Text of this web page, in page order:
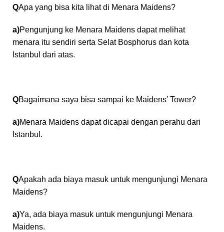
QApa yang bisa kita lihat di Menara Maidens?
a)Pengunjung ke Menara Maidens dapat melihat
menara itu sendiri serta Selat Bosphorus dan kota
Istanbul dari atas.
QBagaimana saya bisa sampai ke Maidens’ Tower?
a)Menara Maidens dapat dicapai dengan perahu dari
Istanbul.
QApakah ada biaya masuk untuk mengunjungi Menara
Maidens?
a)Ya, ada biaya masuk untuk mengunjungi Menara
Maidens.